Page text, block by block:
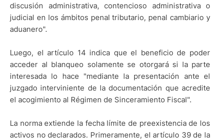
discusión administrativa, contencioso administrativa o
judicial en los ámbitos penal tributario, penal cambiario y
aduanero".
Luego, el artículo 14 indica que el beneficio de poder
acceder al blanqueo solamente se otorgará si la parte
interesada lo hace "mediante la presentación ante el
juzgado interviniente de la documentación que acredite
el acogimiento al Régimen de Sinceramiento Fiscal".
La norma extiende la fecha límite de preexistencia de los
activos no declarados. Primeramente, el artículo 39 de la